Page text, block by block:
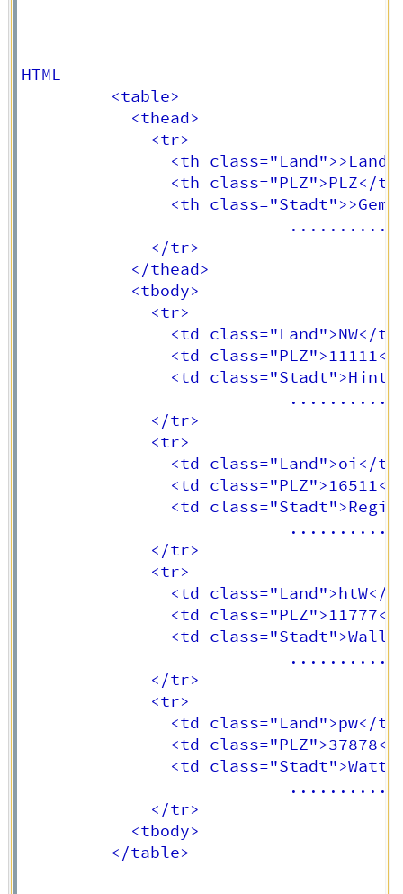
HTML
         <table>
             <tr>
<th class="PLZ">PLZ</
<th
                           ..........
             </tr>
             <tr>
                           ..........
             <tr>
                           ..........
             <tr>
                           ..........
             <tr>
                           ..........
         </table>